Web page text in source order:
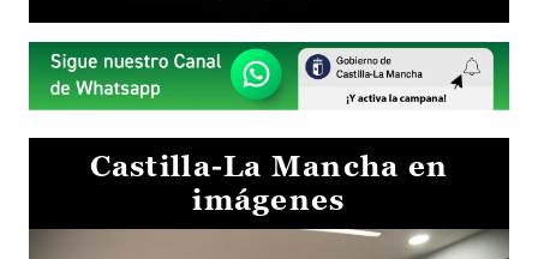
Castilla-La Mancha en
imágenes